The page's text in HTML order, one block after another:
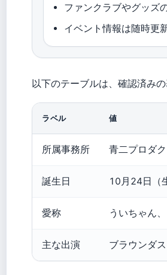
ファンクラブやグッズ
イベント情報は随時更
以下のテーブルは、確認済み
ラベル 値
所属事務所 青二プロダ
誕生日 10月24日（
愛称 ういちゃん
主な出演 ブラウンダ